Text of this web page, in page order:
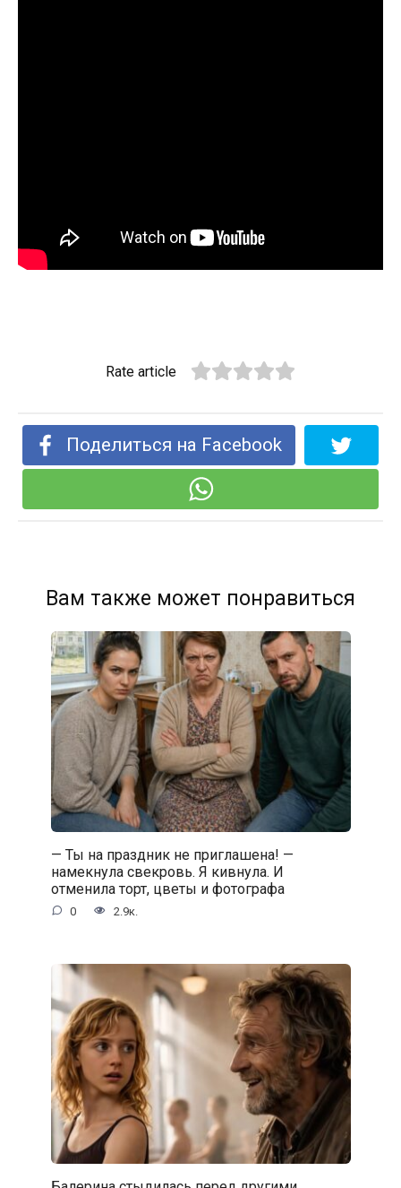
Rate article
Поделиться на Facebook
Вам также может понравиться
— Ты на праздник не приглашена! —
намекнула свекровь. Я кивнула. И
отменила торт, цветы и фотографа
0 2.9к.